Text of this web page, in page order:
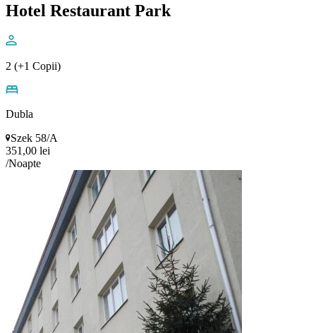
Hotel Restaurant Park
2 (+1 Copii)
Dubla
Szek 58/A
351,00 lei
/Noapte